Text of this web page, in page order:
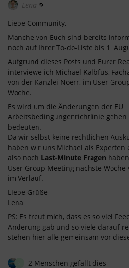
Lena
Liebe Community,
Manche von Euch sind bereits
noch auf Ihrer To-do-Liste bis 1.
Aufgrund dieses Posts und Eurer
interviewe ich Michael Kalbfus,
von der Kanzlei Noerr, im User
Woche.
Es wird um die Änderungen der EU
Arbeitsbedingungenrichtlinie gehen
bedeuten.
Da wir selbst keine rechtlichen
haben wir uns Michael als Experten
also noch Last-Minute Fragen
User Group Meeting nächste
im Verlauf.
Liebe Grüße
Lena
PS: Es freut mich, dass es so viel
Änderung gab und so viele darauf
stehen hier alle gemeinsam vor
2 Menschen gefällt dies